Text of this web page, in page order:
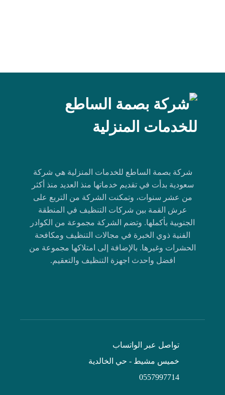
شركة بصمة الساطع للخدمات المنزلية هي شركة
سعودية بدأت في تقديم خدماتها منذ العديد منذ أكثر
من عشر سنوات، وتمكنت الشركة من التربع على
عرش القمة بين شركات التنظيف في المنطقة
الجنوبية بأكملها. وتضم الشركة مجموعة من الكوادر
الفنية ذوي الخبرة في مجالات التنظيف ومكافحة
الحشرات وغيرها. بالإضافة إلى امتلاكها مجموعة من
افضل واحدث اجهزة التنظيف والتعقيم.
تواصل عبر الواتساب
خميس مشيط - حي الخالدية
0557997714